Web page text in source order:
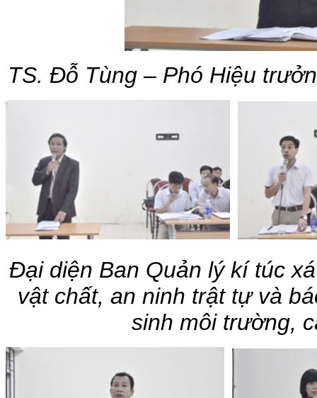
TS. Đỗ Tùng – Phó Hiệu
Đại diện Ban Quản lý kí túc
vật chất, an ninh trật tự và
sinh môi trường,